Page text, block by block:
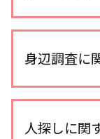
不倫調査
不倫調査
探偵 gps
夫 朝帰り
身辺調査に
身辺調査
身辺調査
人探しに関